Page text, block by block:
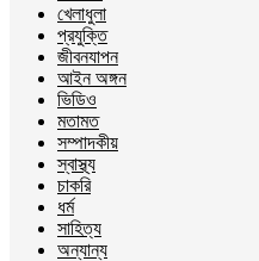
খেলাধুলা
প্রযুক্তি
জীবনযাপন
আইন অঙ্গন
ভিডিও
মতামত
সম্পাদকীয়
স্বাস্থ্য
চাকরি
ধর্ম
সাহিত্য
অন্যান্য